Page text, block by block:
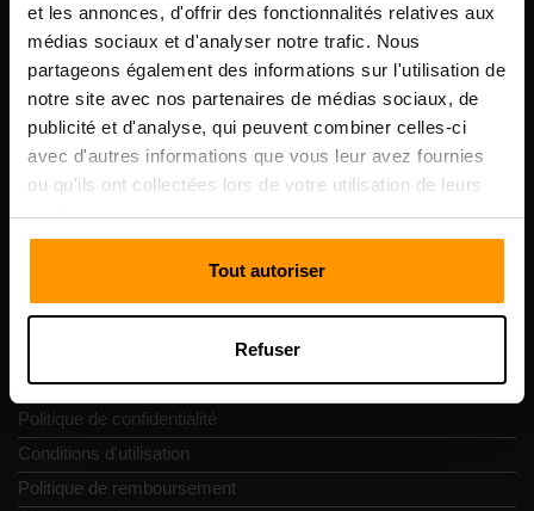
et les annonces, d'offrir des fonctionnalités relatives aux
médias sociaux et d'analyser notre trafic. Nous
partageons également des informations sur l'utilisation de
notre site avec nos partenaires de médias sociaux, de
publicité et d'analyse, qui peuvent combiner celles-ci
avec d'autres informations que vous leur avez fournies
ou qu'ils ont collectées lors de votre utilisation de leurs
services.
Tout autoriser
Refuser
Scalable Hosting Solutions OÜ
Code d'enregistrement: 14652605
numéro de TVA: EE102133820
Adresse: Harju maakond, Tallinn, Kesklinna linnaosa,
Vesivärava tn 50-201, 10152
Contacts
Politique de confidentialité
Conditions d'utilisation
Politique de remboursement